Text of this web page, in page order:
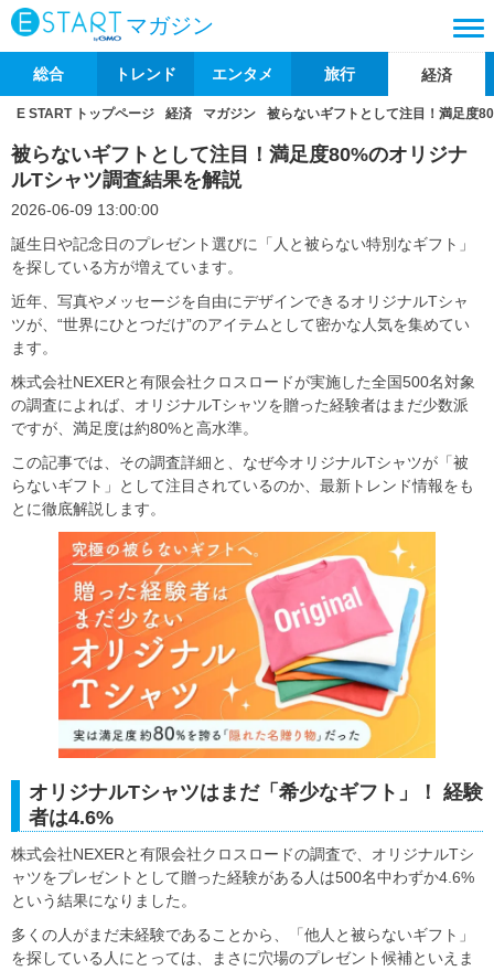
マガジン
総合 トレンド エンタメ 旅行 経済
E START トップページ 経済 マガジン 被らないギフトとして注目！満足度
被らないギフトとして注目！満足度80%のオリジナ
ルTシャツ調査結果を解説
2026-06-09 13:00:00
誕生日や記念日のプレゼント選びに「人と被らない特別なギフト」
を探している方が増えています。
近年、写真やメッセージを自由にデザインできるオリジナルTシャ
ツが、“世界にひとつだけ”のアイテムとして密かな人気を集めてい
ます。
株式会社NEXERと有限会社クロスロードが実施した全国500名対象
の調査によれば、オリジナルTシャツを贈った経験者はまだ少数派
ですが、満足度は約80%と高水準。
この記事では、その調査詳細と、なぜ今オリジナルTシャツが「被
らないギフト」として注目されているのか、最新トレンド情報をも
とに徹底解説します。
オリジナルTシャツはまだ「希少なギフト」！ 経験
者は4.6%
株式会社NEXERと有限会社クロスロードの調査で、オリジナルTシ
ャツをプレゼントとして贈った経験がある人は500名中わずか4.6%
という結果になりました。
多くの人がまだ未経験であることから、「他人と被らないギフト」
を探している人にとっては、まさに穴場のプレゼント候補といえま